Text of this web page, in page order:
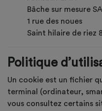
Bâche sur mesure
1 rue des noues
Saint hilaire de riez
Politique
Un cookie est un fichier
terminal (ordinateur,
vous consultez certains